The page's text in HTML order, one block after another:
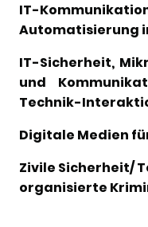
IT-
Automatisierung
IT-Sicherheit,
und
Technik-
Digitale Medien
Zivile Sicherheit/
organisierte